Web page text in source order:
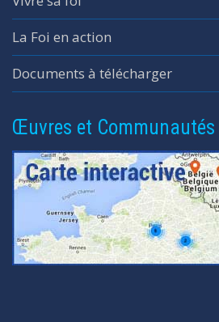
La Foi en action
Documents à télécharger
Œuvres et Communautés